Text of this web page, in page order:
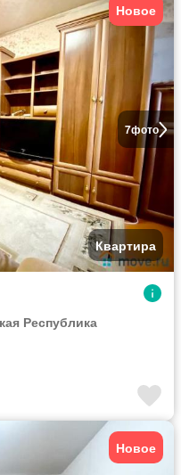
7фото
Новое
Квартира
Республика
Новое